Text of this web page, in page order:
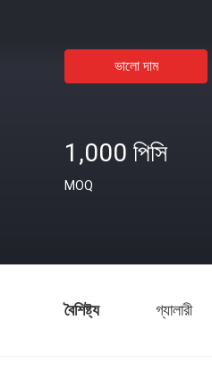
ভালো দাম
1,000 পিসি
MOQ
বৈশিষ্ট্য গ্যালারী